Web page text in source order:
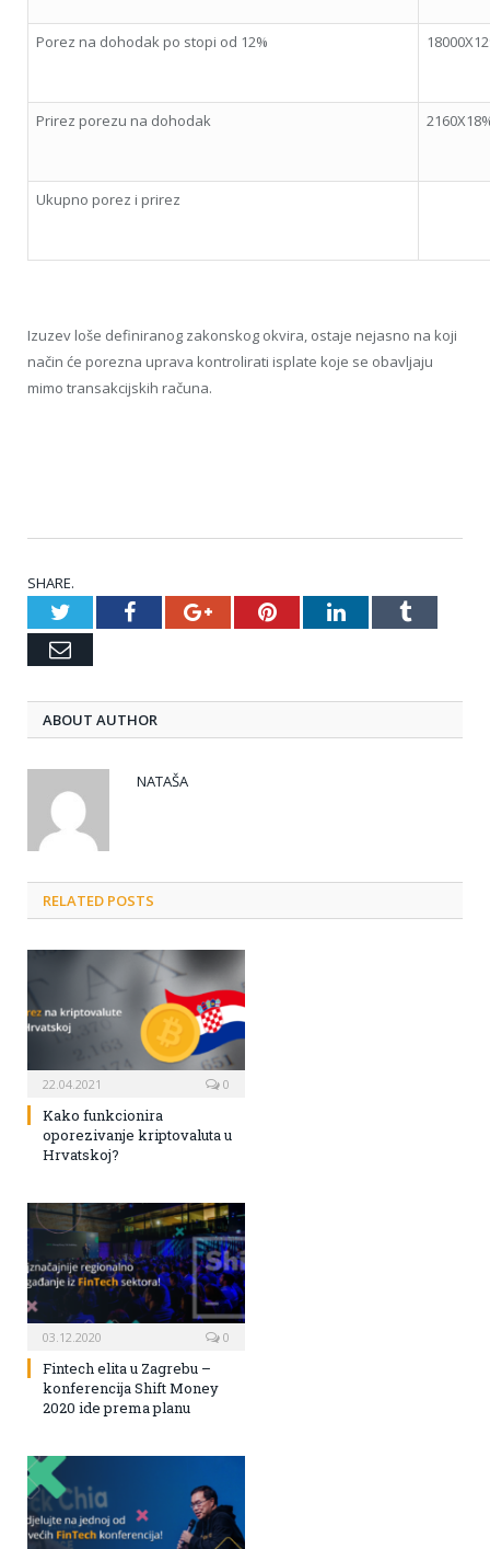
Porez na dohodak po stopi od 12%
Prirez porezu na dohodak
Ukupno porez i prirez
Izuzev loše definiranog zakonskog okvira, ostaje nejasno na koji
način će porezna uprava kontrolirati isplate koje se obavljaju
mimo transakcijskih računa.
SHARE.
TwitterFacebookGoogle+PinterestLinkedInTumblr
Email
ABOUT AUTHOR
NATAŠA
RELATED POSTS
22.04.2021 0
Kako funkcionira
oporezivanje kriptovaluta u
Hrvatskoj?
03.12.2020 0
Fintech elita u Zagrebu –
konferencija Shift Money
2020 ide prema planu